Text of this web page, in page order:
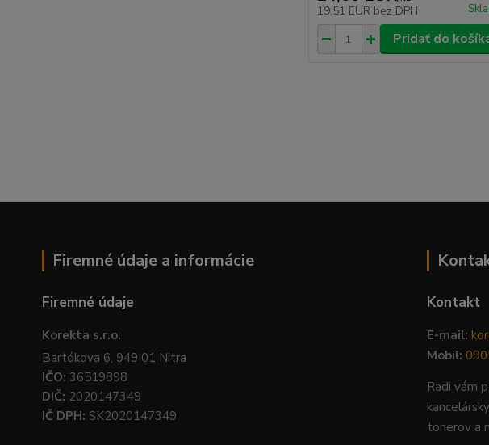
19,51 EUR bez DPH
Pridať do
Firemné údaje a informácie
Firemné údaje
Korekta s.r.o.
Bartókova 6, 949 01 Nitra
IČO: 36519898
DIČ: 2020147349
IČ DPH: SK2020147349
Kontakt
E-mail:
Mobil:
Radi vám
tonerov a